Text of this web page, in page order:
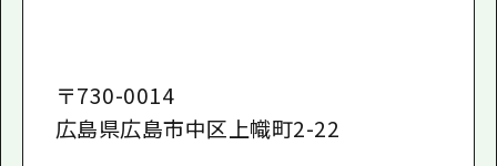
〒730-0014
広島県広島市中区上幟町2-22